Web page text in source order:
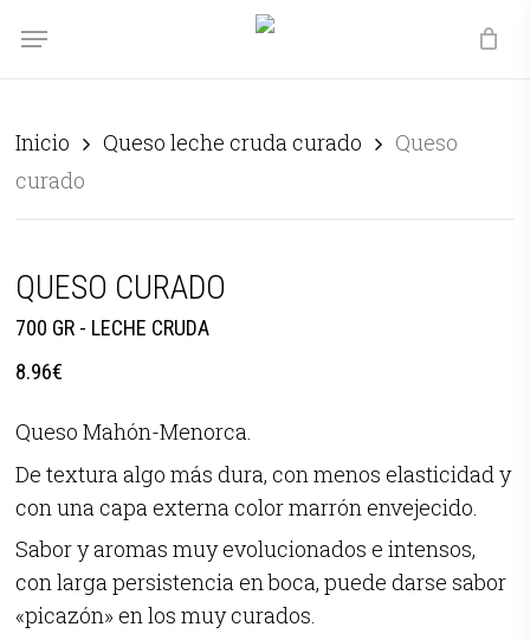
Menu
Inicio Queso leche cruda curado
Queso
curado
QUESO CURADO
700 GR - LECHE CRUDA
8.96€
Queso Mahón-Menorca.
De textura algo más dura, con menos elasticidad y
con una capa externa color marrón envejecido.
Sabor y aromas muy evolucionados e intensos,
con larga persistencia en boca, puede darse sabor
«picazón» en los muy curados.